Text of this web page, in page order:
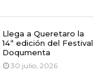
Llega a Queretaro la
14ª edición del Festival
Doqumenta
30 julio, 2026